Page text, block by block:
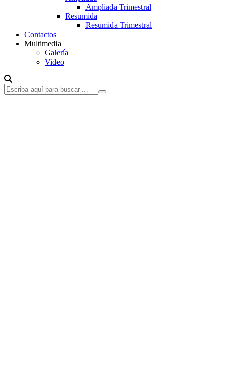
Ampliada Trimestral
Resumida
Resumida Trimestral
Contactos
Multimedia
Galería
Video